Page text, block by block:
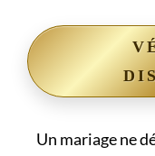
Un mariage ne